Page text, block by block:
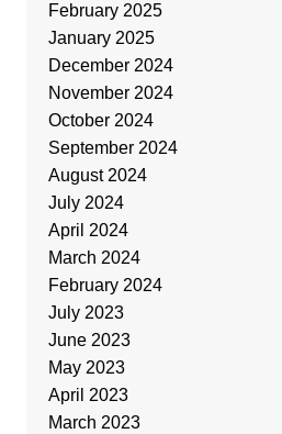
February 2025
January 2025
December 2024
November 2024
October 2024
September 2024
August 2024
July 2024
April 2024
March 2024
February 2024
July 2023
June 2023
May 2023
April 2023
March 2023